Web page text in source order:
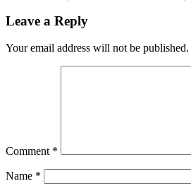
Leave a Reply
Your email address will not be published.
Comment *
Name *